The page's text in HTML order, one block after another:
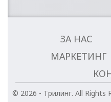
ЗА НАС
МАРКЕТИНГ
© 2026 - Трилинг. All Rights